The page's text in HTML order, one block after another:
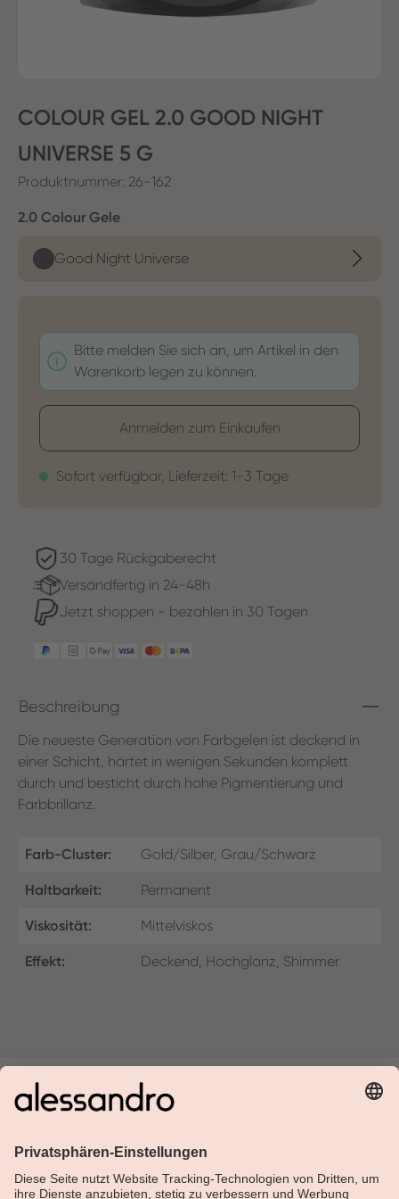
COLOUR GEL 2.0 GOOD NIGHT
UNIVERSE 5 G
Produktnummer: 26-162
2.0 Colour Geleauswählen
Good Night Universe
Bitte melden Sie sich an, um Artikel in den
Warenkorb legen zu können.
Anmelden zum Einkaufen
Sofort verfügbar, Lieferzeit: 1-3 Tage
30 Tage Rückgaberecht
Versandfertig in 24-48h
Jetzt shoppen - bezahlen in 30 Tagen
Beschreibung
Die neueste Generation von Farbgelen ist deckend in
einer Schicht, härtet in wenigen Sekunden komplett
durch und besticht durch hohe Pigmentierung und
Farbbrillanz.
Farb-Cluster: Gold/Silber, Grau/Schwarz
Haltbarkeit: Permanent
Viskosität: Mittelviskos
Effekt: Deckend, Hochglanz, Shimmer
Über Alessandro